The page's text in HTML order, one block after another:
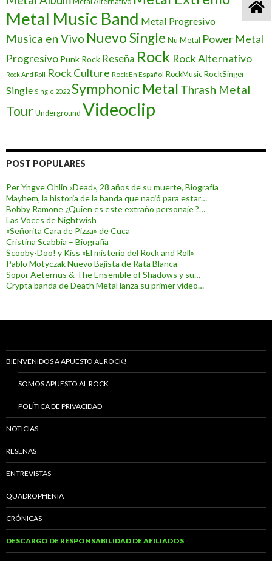
Metal Music Band Metal Progresivo
Musica en Vivo Nuevo Single Nu Metal Power Metal
Progresivo Punk Rock Reseña Rock Rock Alternativo
Rock And Roll Rock Culture Rock En Español RockMusic RockSinger
Single Single 2022 Symphonic Metal Thrash Metal
Tour Underground Videoclip
POST POPULARES
Per Yngve Ohlin «Dead», 28 años de su muerte, Biografía
Mayhem, la historia de la banda que nació para estar…
Bobby Ramone ¿Quien es este extraño personaje ?…
Las Voces de Nightwish
«Señorita Cara de Pizza» de Cuca
Cristina Scabbia – Biografía
Scooby-Doo! y Kiss «El misterio del Rock and Roll»
Pablo Motyczak Nuevo Bajista de Rata Blanca
Sopor Aeternus & The Ensemble of Shadows y su…
Crypta banda de Death Metal lanza su primer video…
BIENVENIDOS A APUESTO AL ROCK!
SOMOS APUESTO AL ROCK
POLÍTICA DE PRIVACIDAD
NOTICIAS
RESEÑAS
ENTREVISTAS
QUADROPHENIA
CRÓNICAS
DESCARGO DE RESPONSABILIDAD DE AFILIADOS